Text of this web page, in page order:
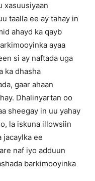
xasuusiyaan
taalla ee ay tahay in
ahayd ka qayb
ayaa
si ay naftada uga
ka dhasha
gaar ahaan
Dhalinyartan oo
sheegay in uu yahay
la iskuna illowsiin
jacaylka ee
naf iyo adduun
barkimooyinka